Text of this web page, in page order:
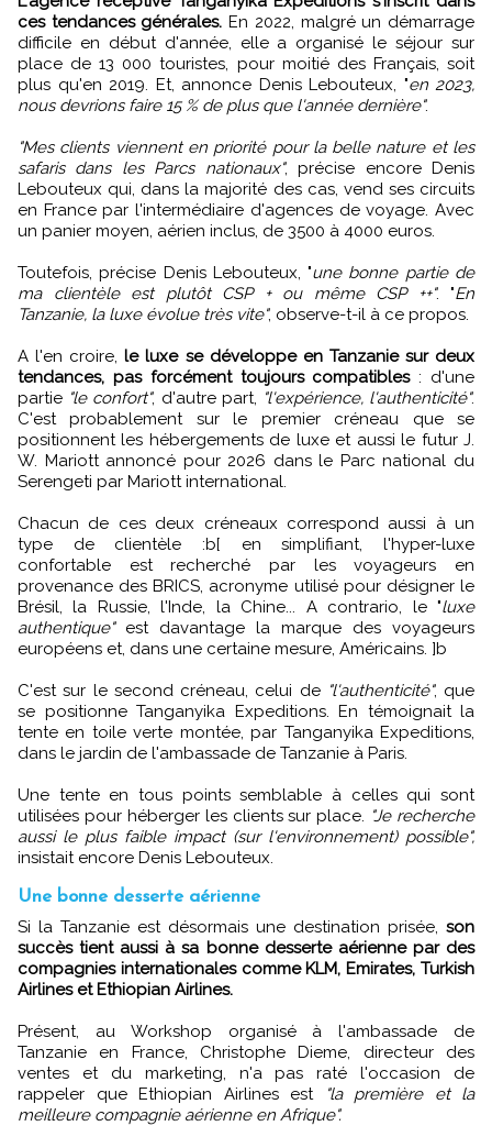
ces tendances générales. En 2022, malgré un démarrage
difficile en début d'année, elle a organisé le séjour sur
place de 13 000 touristes, pour moitié des Français, soit
plus qu'en 2019. Et, annonce Denis Lebouteux, "en 2023,
nous devrions faire 15 % de plus que l'année dernière".
"Mes clients viennent en priorité pour la belle nature et les
safaris dans les Parcs nationaux", précise encore Denis
Lebouteux qui, dans la majorité des cas, vend ses circuits
en France par l'intermédiaire d'agences de voyage. Avec
un panier moyen, aérien inclus, de 3500 à 4000 euros.
Toutefois, précise Denis Lebouteux, "une bonne partie de
ma clientèle est plutôt CSP + ou même CSP ++". "En
Tanzanie, la luxe évolue très vite", observe-t-il à ce propos.
A l'en croire, le luxe se développe en Tanzanie sur deux
tendances, pas forcément toujours compatibles: d'une
partie "le confort", d'autre part, "l'expérience, l'authenticité".
C'est probablement sur le premier créneau que se
positionnent les hébergements de luxe et aussi le futur J.
W. Mariott annoncé pour 2026 dans le Parc national du
Serengeti par Mariott international.
Chacun de ces deux créneaux correspond aussi à un
type de clientèle :b[ en simplifiant, l'hyper-luxe
confortable est recherché par les voyageurs en
provenance des BRICS, acronyme utilisé pour désigner le
Brésil, la Russie, l'Inde, la Chine... A contrario, le "luxe
authentique" est davantage la marque des voyageurs
européens et, dans une certaine mesure, Américains. ]b
C'est sur le second créneau, celui de "l'authenticité", que
se positionne Tanganyika Expeditions. En témoignait la
tente en toile verte montée, par Tanganyika Expeditions,
dans le jardin de l'ambassade de Tanzanie à Paris.
Une tente en tous points semblable à celles qui sont
utilisées pour héberger les clients sur place.
"Je recherche
aussi le plus faible impact (sur l'environnement) possible",
insistait encore Denis Lebouteux.
Une bonne desserte aérienne
Si la Tanzanie est désormais une destination prisée, son
succès tient aussi à sa bonne desserte aérienne par des
compagnies internationales comme KLM, Emirates, Turkish
Airlines et Ethiopian Airlines.
Présent, au Workshop organisé à l'ambassade de
Tanzanie en France, Christophe Dieme, directeur des
ventes et du marketing, n'a pas raté l'occasion de
rappeler que Ethiopian Airlines est
"la première et la
meilleure compagnie aérienne en Afrique".